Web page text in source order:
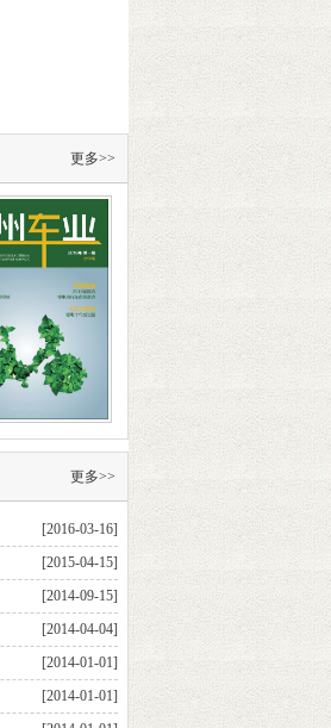
更多>>
更多>>
[2016-03-16]
[2015-04-15]
[2014-09-15]
[2014-04-04]
[2014-01-01]
[2014-01-01]